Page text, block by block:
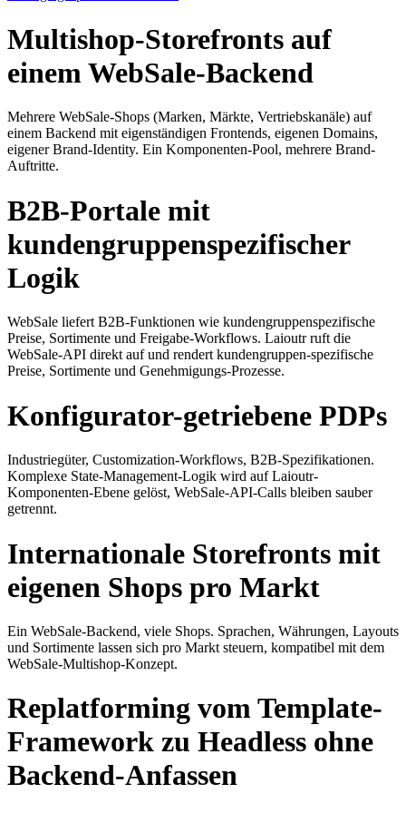
Multishop-Storefronts auf
einem WebSale-Backend
Mehrere WebSale-Shops (Marken, Märkte, Vertriebskanäle) auf
einem Backend mit eigenständigen Frontends, eigenen Domains,
eigener Brand-Identity. Ein Komponenten-Pool, mehrere Brand-
Auftritte.
B2B-Portale mit
kundengruppenspezifischer
Logik
WebSale liefert B2B-Funktionen wie kundengruppenspezifische
Preise, Sortimente und Freigabe-Workflows. Laioutr ruft die
WebSale-API direkt auf und rendert kundengruppen-spezifische
Preise, Sortimente und Genehmigungs-Prozesse.
Konfigurator-getriebene PDPs
Industriegüter, Customization-Workflows, B2B-Spezifikationen.
Komplexe State-Management-Logik wird auf Laioutr-
Komponenten-Ebene gelöst, WebSale-API-Calls bleiben sauber
getrennt.
Internationale Storefronts mit
eigenen Shops pro Markt
Ein WebSale-Backend, viele Shops. Sprachen, Währungen, Layouts
und Sortimente lassen sich pro Markt steuern, kompatibel mit dem
WebSale-Multishop-Konzept.
Replatforming vom Template-
Framework zu Headless ohne
Backend-Anfassen